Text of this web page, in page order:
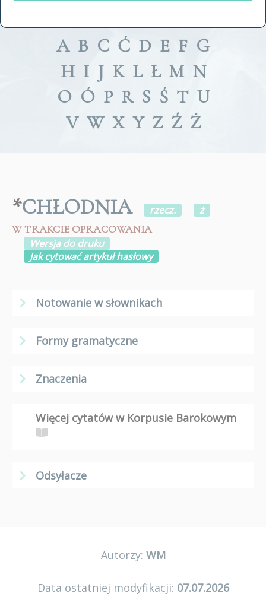
A B C Ć D E F G
H I J K L Ł M N
O Ó P R S Ś T U
V W X Y Z Ź Ż
*CHŁODNIA rzecz.
ż
W TRAKCIE OPRACOWANIA
Wersja do druku
Jak cytować artykuł hasłowy
Notowanie w słownikach
Formy gramatyczne
Znaczenia
Więcej cytatów w Korpusie Barokowym
Odsyłacze
Autorzy: WM
Data ostatniej modyfikacji: 07.07.2026